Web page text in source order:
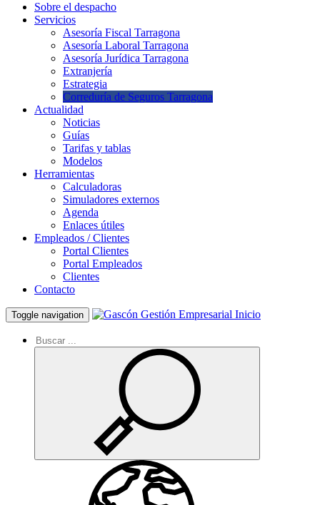
Sobre el despacho
Servicios
Asesoría Fiscal Tarragona
Asesoría Laboral Tarragona
Asesoría Jurídica Tarragona
Extranjería
Estrategia
Correduría de Seguros Tarragona
Actualidad
Noticias
Guías
Tarifas y tablas
Modelos
Herramientas
Calculadoras
Simuladores externos
Agenda
Enlaces útiles
Empleados / Clientes
Portal Clientes
Portal Empleados
Clientes
Contacto
Toggle navigation Inicio